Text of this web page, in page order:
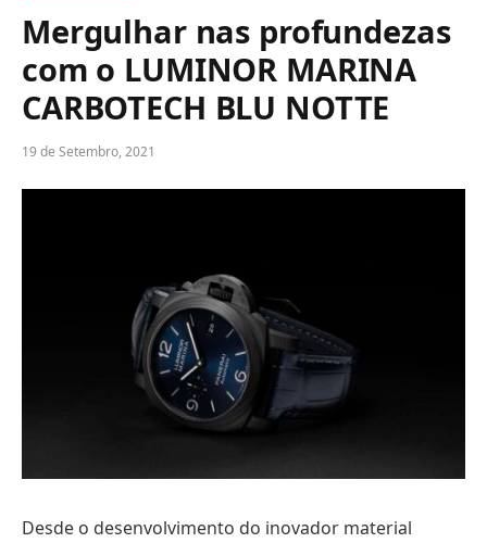
Mergulhar nas profundezas
com o LUMINOR MARINA
CARBOTECH BLU NOTTE
19 de Setembro, 2021
Desde o desenvolvimento do inovador material